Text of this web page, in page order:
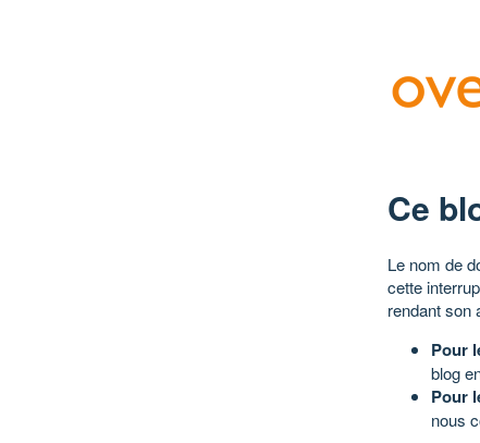
Ce
Le nom de
cette
rendant son
Pour
blog
Pour
nous